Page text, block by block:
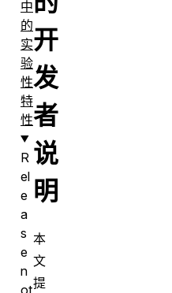
开
发
者
说
明
本
文
提
中
的
实
验
性
特
性
R
el
e
a
s
e
n
ot